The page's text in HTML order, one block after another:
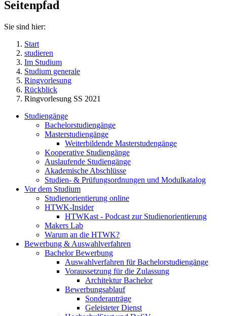
Seitenpfad
Sie sind hier:
Start
studieren
Im Studium
Studium generale
Ringvorlesung
Rückblick
Ringvorlesung SS 2021
Studiengänge
Bachelorstudiengänge
Masterstudiengänge
Weiterbildende Masterstudengänge
Kooperative Studiengänge
Auslaufende Studiengänge
Akademische Abschlüsse
Studien- & Prüfungsordnungen und Modulkatalog
Vor dem Studium
Studienorientierung online
HTWK-Insider
HTWKast - Podcast zur Studienorientierung
Makers Lab
Warum an die HTWK?
Bewerbung & Auswahlverfahren
Bachelor Bewerbung
Auswahlverfahren für Bachelorstudiengänge
Voraussetzung für die Zulassung
Architektur Bachelor
Bewerbungsablauf
Sonderanträge
Geleisteter Dienst